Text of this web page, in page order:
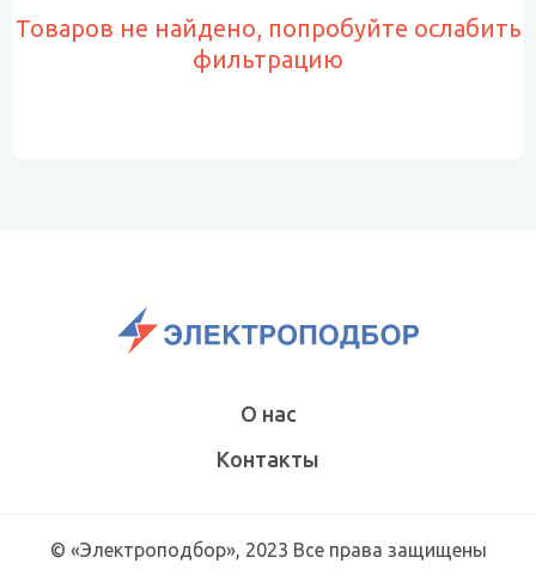
Товаров не найдено, попробуйте ослабить
фильтрацию
О нас
Контакты
© «Электроподбор», 2023 Все права защищены